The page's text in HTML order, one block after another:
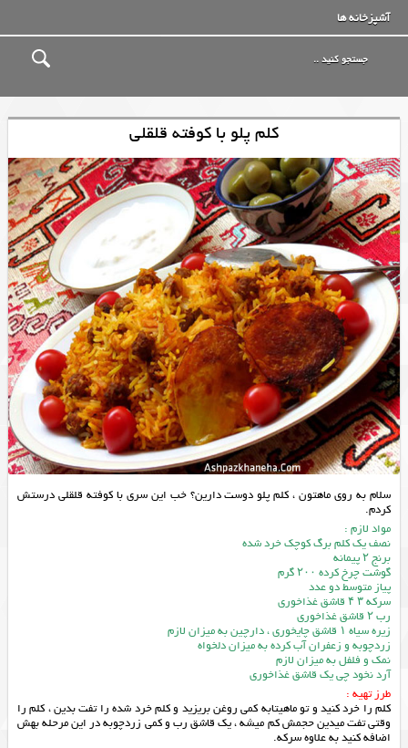
آشپزخانه ها
کلم پلو با کوفته قلقلی
سلام به روی ماهتون ، کلم پلو دوست دارین؟ خب این سری با کوفته قلقلی درستش
کردم.
مواد لازم :
نصف یک کلم برگ کوچک خرد شده
برنج ۲ پیمانه
گوشت چرخ کرده ۲۰۰ گرم
پیاز متوسط دو عدد
سرکه ۳ ۴ قاشق غذاخوری
رب ۲ قاشق غذاخوری
زیره سیاه ۱ قاشق چایخوری ، دارچین به میزان لازم
زردچوبه و زعفران آب کرده به میزان دلخواه
نمک و فلفل به میزان لازم
آرد نخود چی یک قاشق غذاخوری
طرز تهیه :
کلم را خرد کنید و تو ماهیتابه کمی روغن بریزید و کلم خرد شده را تفت بدین ، کلم را
وقتی تفت میدین حجمش کم میشه ، یک قاشق رب و کمی زردچوبه در این مرحله بهش
اضافه کنید به علاوه سرکه.